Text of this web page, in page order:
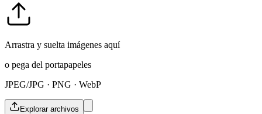
Arrastra y suelta imágenes aquí
o pega del portapapeles
JPEG/JPG · PNG · WebP
Explorar archivos